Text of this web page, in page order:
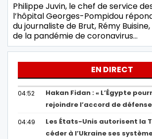
Philippe Juvin, le chef de service
l’hôpital Georges-Pompidou
du journaliste de Brut, Rémy
de la pandémie de coronavirus…
EN DIRECT
04:52
Hakan Fidan : « L’Égypte
rejoindre l’accord de
04:49
Les États-Unis autorisent la
céder à l’Ukraine ses